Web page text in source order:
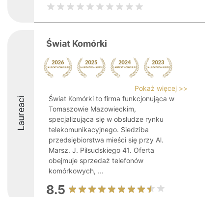
Laureaci
Świat Komórki
Pokaż więcej >>
Świat Komórki to firma funkcjonująca w
Tomaszowie Mazowieckim,
specjalizująca się w obsłudze rynku
telekomunikacyjnego. Siedziba
przedsiębiorstwa mieści się przy Al.
Marsz. J. Piłsudskiego 41. Oferta
obejmuje sprzedaż telefonów
komórkowych, ...
8.5